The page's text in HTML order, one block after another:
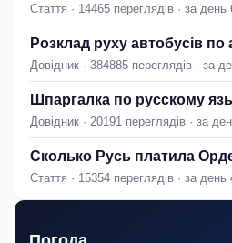
Стаття · 14465 переглядів · за день
Розклад руху автобусів по
Довідник · 384885 переглядів · за
Шпаргалка по русскому
Довідник · 20191 переглядів · за
Сколько Русь платила
Стаття · 15354 переглядів · за день